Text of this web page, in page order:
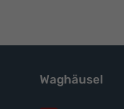
Waghäusel